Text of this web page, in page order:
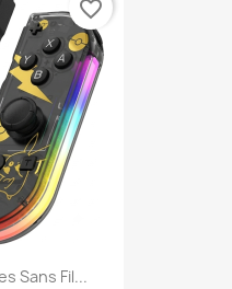
Sans Fil...
favorite_border